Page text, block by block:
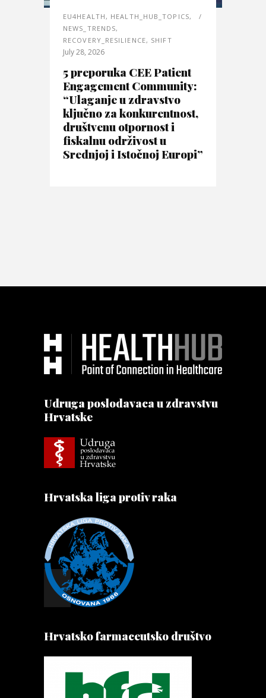
EU4HEALTH , HEALTH_HUB_TOPICS,
NEWS_TRENDS,
RECOVERY_RESILIENCE, SHIFT
July 28, 2026
5 preporuka CEE Patient
Engagement Community:
“Ulaganje u zdravstvo
ključno za konkurentnost,
društvenu otpornost i
fiskalnu održivost u
Srednjoj i Istočnoj Europi”
Udruga poslodavaca u zdravstvu
Hrvatske
Hrvatska liga protiv raka
Hrvatsko farmaceutsko društvo